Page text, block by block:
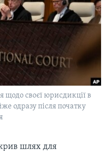
щодо своєї юрисдикції в
одразу після початку
шлях для